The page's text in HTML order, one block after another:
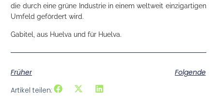
die durch eine grüne Industrie in einem weltweit einzigartigen
Umfeld gefördert wird.
Gabitel, aus Huelva und für Huelva.
Früher
Folgende
Artikel teilen: